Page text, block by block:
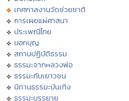
เทศกาลงานวัดช่วยชาติ
การเผยแผ่ศาสนา
ประเพณีไทย
บอกบุญ
สถานปฏิบัติธรรม
ธรรมะจากหลวงพ่อ
ธรรมะกับเยาวชน
นิทานธรรมะบันเทิง
ธรรมะบรรยาย